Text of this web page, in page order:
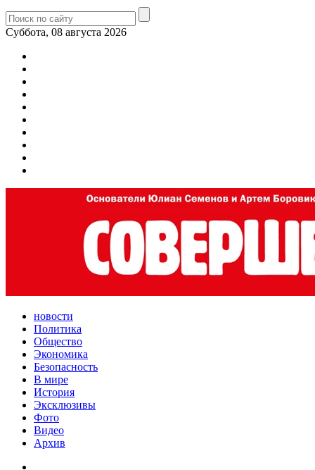
Суббота, 08 августа 2026
новости
Политика
Общество
Экономика
Безопасность
В мире
История
Эксклюзивы
Фото
Видео
Архив